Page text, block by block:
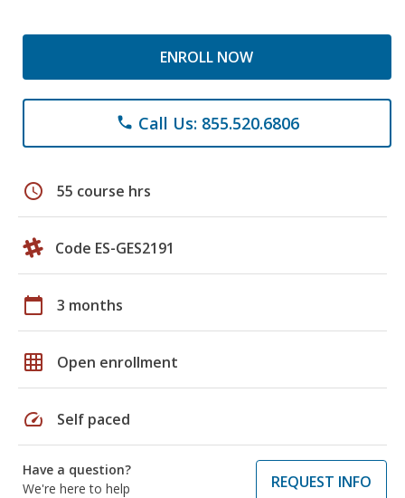
ENROLL NOW
phone Call Us: 855.520.6806
schedule 55 course hrs
Code ES-GES2191
calendar_today 3 months
grid_on Open enrollment
speed Self paced
Have a question?
We're here to help
REQUEST INFO